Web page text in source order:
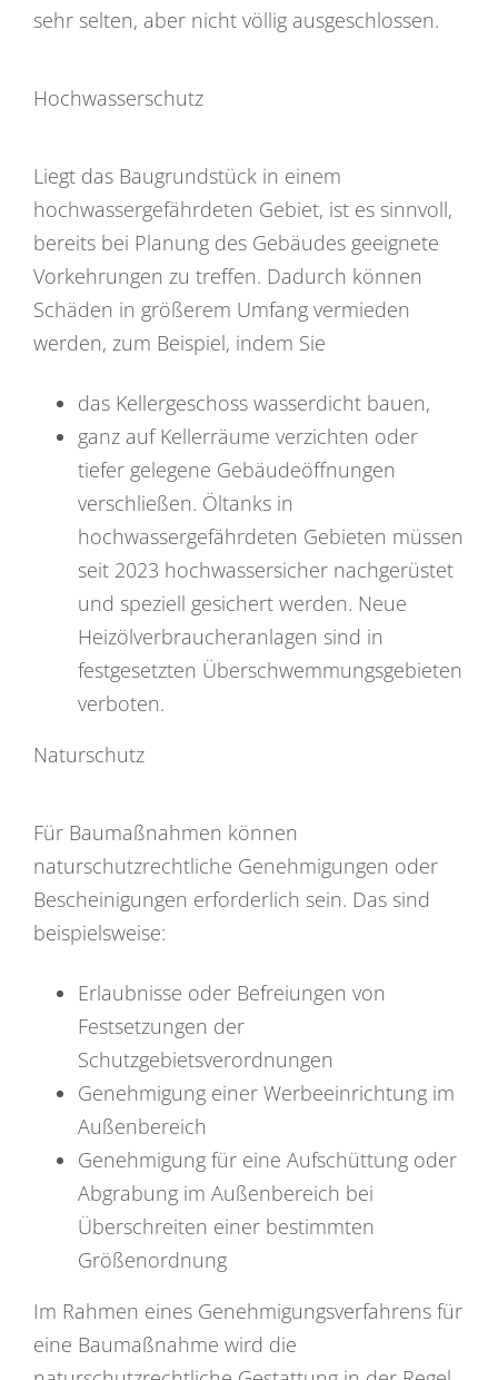
sehr selten, aber nicht völlig ausgeschlossen.
Hochwasserschutz
Liegt das Baugrundstück in einem
hochwassergefährdeten Gebiet, ist es sinnvoll,
bereits bei Planung des Gebäudes geeignete
Vorkehrungen zu treffen. Dadurch können
Schäden in größerem Umfang vermieden
werden, zum Beispiel, indem Sie
das Kellergeschoss wasserdicht bauen,
ganz auf Kellerräume verzichten oder
tiefer gelegene Gebäudeöffnungen
verschließen. Öltanks in
hochwassergefährdeten Gebieten müssen
seit 2023 hochwassersicher nachgerüstet
und speziell gesichert werden. Neue
Heizölverbraucheranlagen sind in
festgesetzten Überschwemmungsgebieten
verboten.
Naturschutz
Für Baumaßnahmen können
naturschutzrechtliche Genehmigungen oder
Bescheinigungen erforderlich sein. Das sind
beispielsweise:
Erlaubnisse oder Befreiungen von
Festsetzungen der
Schutzgebietsverordnungen
Genehmigung einer Werbeeinrichtung im
Außenbereich
Genehmigung für eine Aufschüttung oder
Abgrabung im Außenbereich bei
Überschreiten einer bestimmten
Größenordnung
Im Rahmen eines Genehmigungsverfahrens für
eine Baumaßnahme wird die